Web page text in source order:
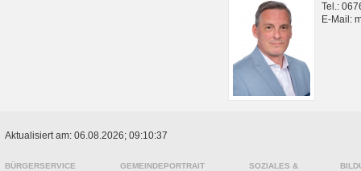
Tel.:
E-Mail:
Aktualisiert am: 06.08.2026; 09:10:37
BÜRGERSERVICE
GEMEINDEPORTRAIT
SOZIALES &